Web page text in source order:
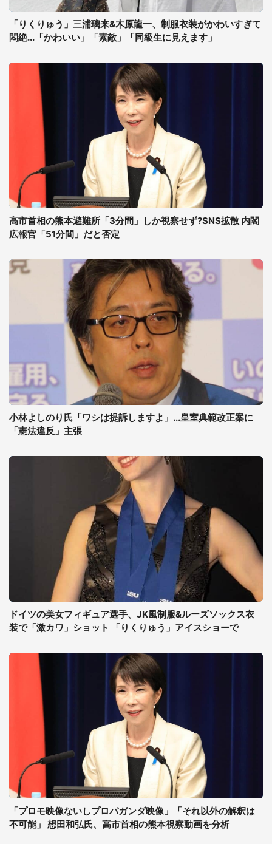
「りくりゅう」三浦璃来&木原龍一、制服衣装がかわいすぎて
悶絶...「かわいい」「素敵」「同級生に見えます」
高市首相の熊本避難所「3分間」しか視察せず?SNS拡散 内閣
広報官「51分間」だと否定
小林よしのり氏「ワシは提訴しますよ」...皇室典範改正案に
「憲法違反」主張
ドイツの美女フィギュア選手、JK風制服&ルーズソックス衣
装で「激カワ」ショット 「りくりゅう」アイスショーで
「プロモ映像ないしプロパガンダ映像」「それ以外の解釈は
不可能」 想田和弘氏、高市首相の熊本視察動画を分析